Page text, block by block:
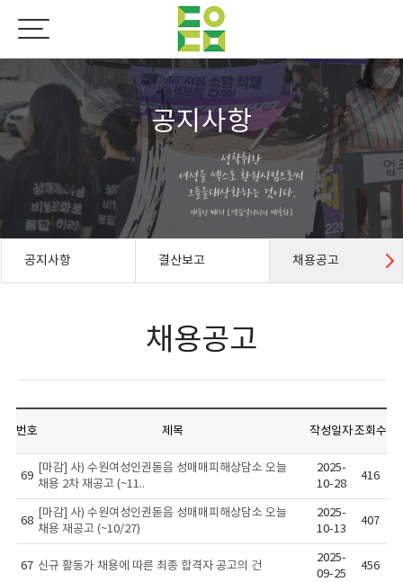
공지사항
공지사항 결산보고 채용공고
채용공고
번호 제목 작성일자조회수
69
[마감] 사) 수원여성인권돋음 성매매피해상담소 오늘
채용 2차 재공고 (~11..
2025-
10-28
416
68
[마감] 사) 수원여성인권돋음 성매매피해상담소 오늘
채용 재공고 (~10/27)
2025-
10-13
407
67 신규 활동가 채용에 따른 최종 합격자 공고의 건
2025-
09-25
456